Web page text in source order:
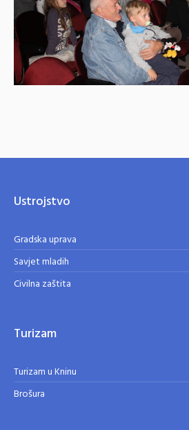
Ustrojstvo
Gradska uprava
Savjet mladih
Civilna zaštita
Turizam
Turizam u Kninu
Brošura